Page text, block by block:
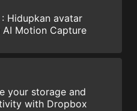
Hidupkan avatar
AI Motion Capture
your storage and
with Dropbox